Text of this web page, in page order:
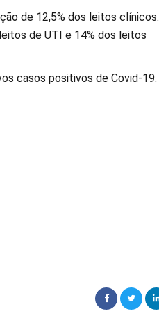
de 12,5% dos leitos clínicos.
de UTI e 14% dos leitos
casos positivos de Covid-19.